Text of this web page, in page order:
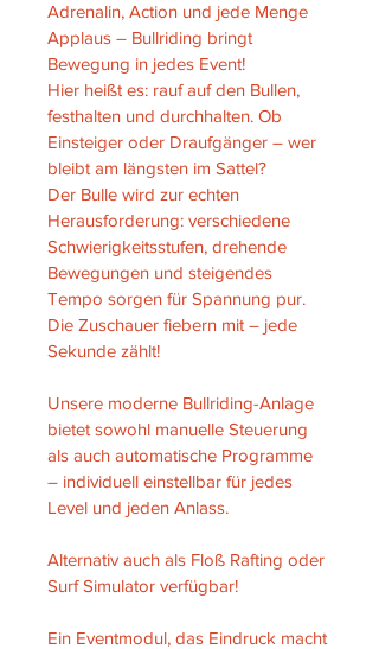
Adrenalin, Action und jede Menge
Applaus – Bullriding bringt
Bewegung in jedes Event!
Hier heißt es: rauf auf den Bullen,
festhalten und durchhalten. Ob
Einsteiger oder Draufgänger – wer
bleibt am längsten im Sattel?
Der Bulle wird zur echten
Herausforderung: verschiedene
Schwierigkeitsstufen, drehende
Bewegungen und steigendes
Tempo sorgen für Spannung pur.
Die Zuschauer fiebern mit – jede
Sekunde zählt!
Unsere moderne Bullriding-Anlage
bietet sowohl manuelle Steuerung
als auch automatische Programme
– individuell einstellbar für jedes
Level und jeden Anlass.
Alternativ auch als Floß Rafting oder
Surf Simulator verfügbar!
Ein Eventmodul, das Eindruck macht